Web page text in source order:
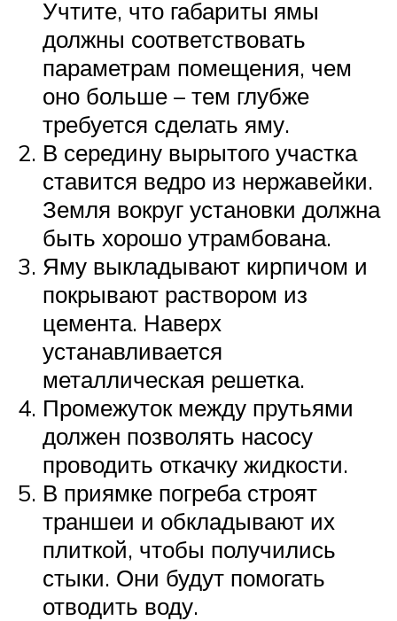
Учтите, что габариты ямы
должны соответствовать
параметрам помещения, чем
оно больше – тем глубже
требуется сделать яму.
В середину вырытого участка
ставится ведро из нержавейки.
Земля вокруг установки должна
быть хорошо утрамбована.
Яму выкладывают кирпичом и
покрывают раствором из
цемента. Наверх
устанавливается
металлическая решетка.
Промежуток между прутьями
должен позволять насосу
проводить откачку жидкости.
В приямке погреба строят
траншеи и обкладывают их
плиткой, чтобы получились
стыки. Они будут помогать
отводить воду.